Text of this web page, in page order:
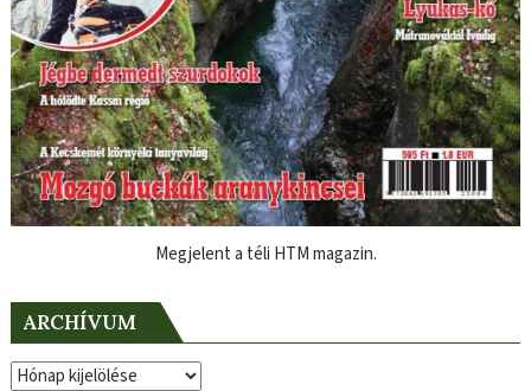
Megjelent a téli HTM magazin.
ARCHÍVUM
Archívum